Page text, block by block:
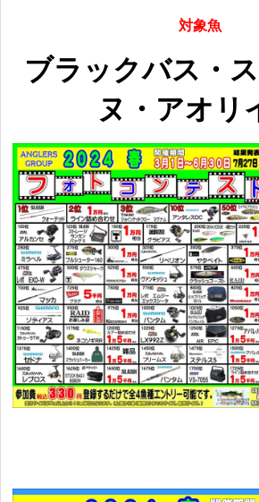
対象魚
ブラックバス・
ヌ・アオリ